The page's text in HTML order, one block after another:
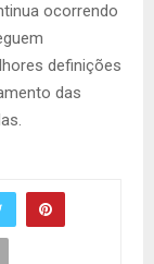
ocorrendo
definições
das